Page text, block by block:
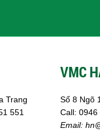
Trang
551
VMC
Số 8 Ngõ
Call: 0946
Email: